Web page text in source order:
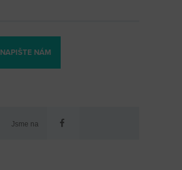
NAPIŠTE NÁM
Jsme na